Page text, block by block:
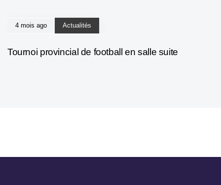
4 mois ago Actualités
Tournoi provincial de football en salle suite